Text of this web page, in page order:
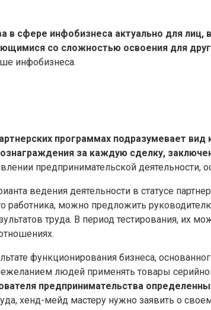
в сфере инфобизнеса актуально для
со сложностью освоения для
инфобизнеса.
программах подразумевает
за каждую сделку,
предпринимательской деятельности,
ведения деятельности в статусе
работника, можно предложить
труда. В период тестирования, их
функционирования бизнеса,
людей применять товары
предпринимательства
хенд-мейд мастеру нужно заявить о